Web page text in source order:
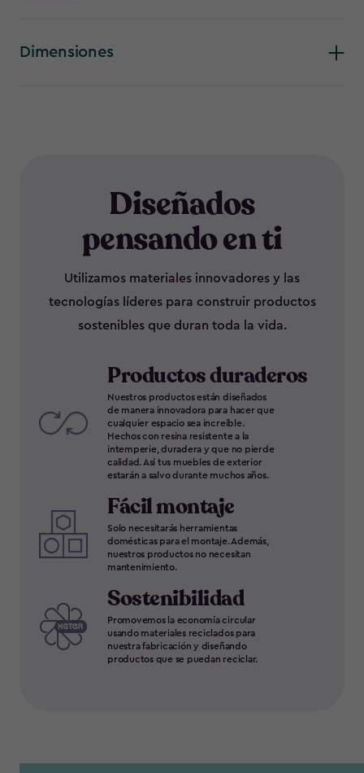
del asiento para que pueda cenar con estilo en su sala de
estar al aire libre.
Dimensiones
Diseñados
pensando en ti
Utilizamos materiales innovadores y las
tecnologías líderes para construir productos
sostenibles que duran toda la vida.
Productos duraderos
Nuestros productos están diseñados
de manera innovadora para hacer que
cualquier espacio sea increíble.
Hechos con resina resistente a la
intemperie, duradera y que no pierde
calidad. Así tus muebles de exterior
estarán a salvo durante muchos años.
Fácil montaje
Solo necesitarás herramientas
domésticas para el montaje. Además,
nuestros productos no necesitan
mantenimiento.
Sostenibilidad
Promovemos la economía circular
usando materiales reciclados para
nuestra fabricación y diseñando
productos que se puedan reciclar.